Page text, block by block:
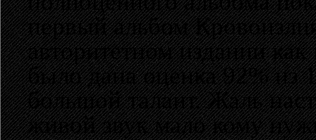
первый альбом
авторитетном издании
было дана оценка 92% из
большой талант. Жаль
живой звук мало кому